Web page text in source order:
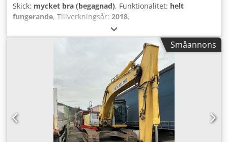
Skick: mycket bra (begagnad), Funktionalitet: helt
fungerande, Tillverkningsår: 2018,
T7-165S
Modell: T7.165S Typ: Lantbrukstraktor Årsmodell: 2018
Skick: Utmärkt Effekt: 165 hk RM-nummer: 4 RM
Drifttimmar: 4 300 h Växellådstyp: Semi-automatisk
växellåda Transmissionsnamn: Range Command
Luftkonditionering: Ja Frontlyft: Ja Frontkraftuttag (Front
PTO): Ja Fjädrad framaxel: Ja Fjädrad hytt: Ja Csdpfx Aaswq
A Apetorf Antal hydrauluttag: 4 Framdimension: 540/65R28
Bakdimension: 650/65R38 Slitage fram (%) : 70% kvar
Slitage bak (%) : 70% kvar (AR)
Småannons